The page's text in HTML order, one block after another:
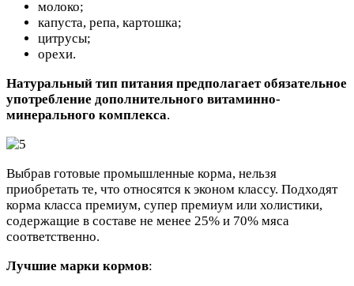
молоко;
капуста, репа, картошка;
цитрусы;
орехи.
Натуральный тип питания предполагает обязательное
употребление дополнительного витаминно-
минерального комплекса.
Выбрав готовые промышленные корма, нельзя
приобретать те, что относятся к эконом классу. Подходят
корма класса премиум, супер премиум или холистики,
содержащие в составе не менее 25% и 70% мяса
соответственно.
Лучшие марки кормов: